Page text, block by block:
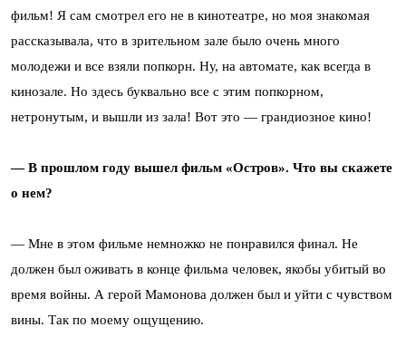
фильм! Я сам смотрел его не в кинотеатре, но моя знакомая
рассказывала, что в зрительном зале было очень много
молодежи и все взяли попкорн. Ну, на автомате, как всегда в
кинозале. Но здесь буквально все с этим попкорном,
нетронутым, и вышли из зала! Вот это — грандиозное кино!
— В прошлом году вышел фильм «Остров». Что вы скажете
о нем?
— Мне в этом фильме немножко не понравился финал. Не
должен был оживать в конце фильма человек, якобы убитый во
время войны. А герой Мамонова должен был и уйти с чувством
вины. Так по моему ощущению.